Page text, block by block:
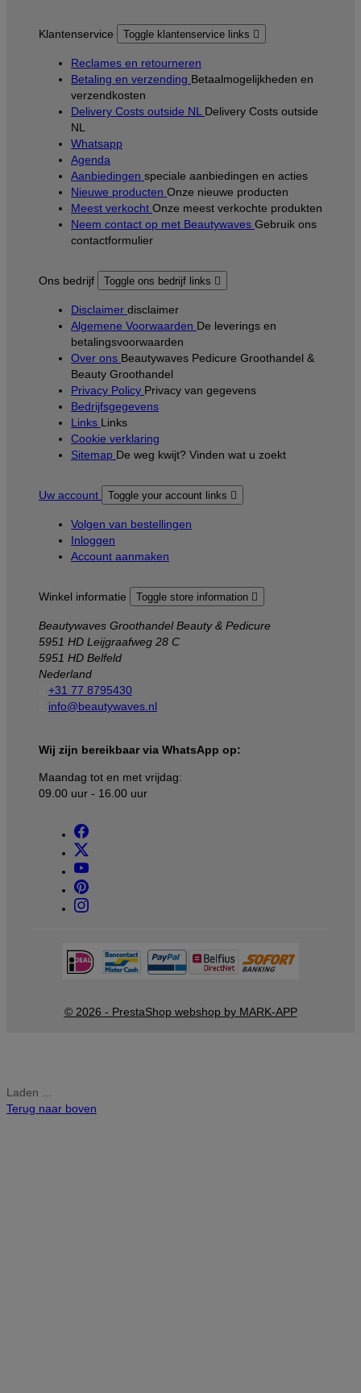
Klantenservice Toggle klantenservice links 
Reclames en retourneren
Betaling en verzending Betaalmogelijkheden en
verzendkosten
Delivery Costs outside NL Delivery Costs outside
NL
Whatsapp
Agenda
Aanbiedingen speciale aanbiedingen en acties
Nieuwe producten Onze nieuwe producten
Meest verkocht Onze meest verkochte produkten
Neem contact op met Beautywaves Gebruik ons
contactformulier
Ons bedrijf Toggle ons bedrijf links 
Disclaimer disclaimer
Algemene Voorwaarden De leverings en
betalingsvoorwaarden
Over ons Beautywaves Pedicure Groothandel &
Beauty Groothandel
Privacy Policy Privacy van gegevens
Bedrijfsgegevens
Links Links
Cookie verklaring
Sitemap De weg kwijt? Vinden wat u zoekt
Uw account Toggle your account links 
Volgen van bestellingen
Inloggen
Account aanmaken
Winkel informatie Toggle store information 
Beautywaves Groothandel Beauty & Pedicure
5951 HD Leijgraafweg 28 C
5951 HD Belfeld
Nederland
+31 77 8795430
info@beautywaves.nl
Wij zijn bereikbaar via WhatsApp op:
Maandag tot en met vrijdag:
09.00 uur - 16.00 uur
© 2026 - PrestaShop webshop by MARK-APP
Laden ...
Terug naar boven